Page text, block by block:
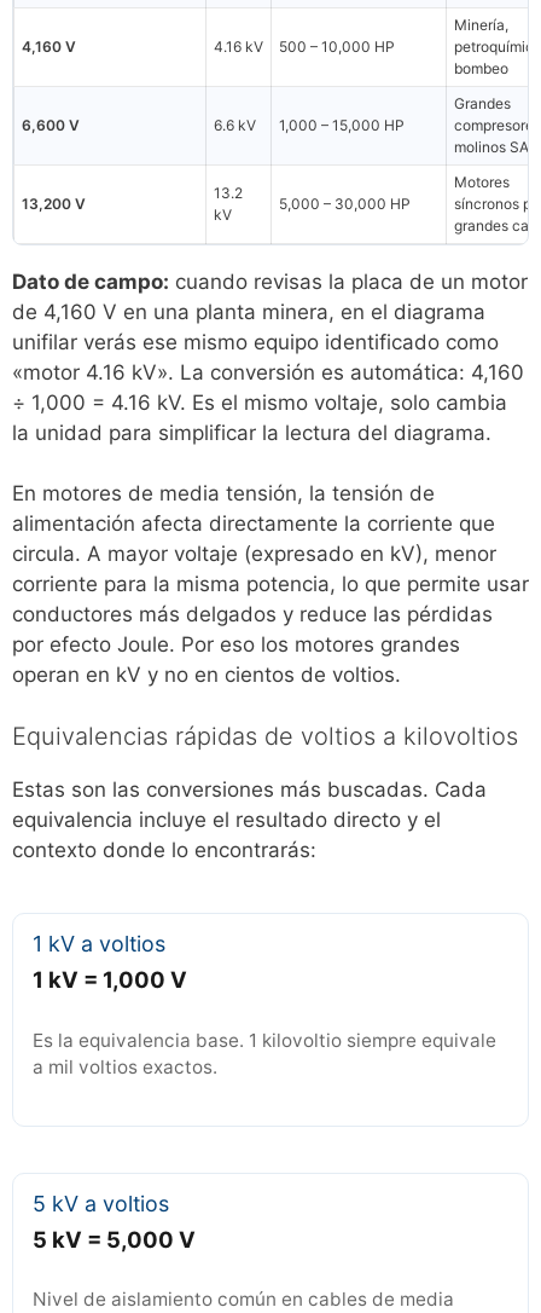
4,160 V 4.16 kV 500 – 10,000 HP
Minería,
bombeo
6,600 V 6.6 kV 1,000 – 15,000 HP
Grandes
molinos SAG
13,200 V
13.2
kV
5,000 – 30,000 HP
Motores
síncronos
grandes
Dato de campo: cuando revisas la placa de un motor
de 4,160 V en una planta minera, en el diagrama
unifilar verás ese mismo equipo identificado como
«motor 4.16 kV». La conversión es automática: 4,160
÷ 1,000 = 4.16 kV. Es el mismo voltaje, solo cambia
la unidad para simplificar la lectura del diagrama.
En motores de media tensión, la tensión de
alimentación afecta directamente la corriente que
circula. A mayor voltaje (expresado en kV), menor
corriente para la misma potencia, lo que permite usar
conductores más delgados y reduce las pérdidas
por efecto Joule. Por eso los motores grandes
operan en kV y no en cientos de voltios.
Equivalencias rápidas de voltios a kilovoltios
Estas son las conversiones más buscadas. Cada
equivalencia incluye el resultado directo y el
contexto donde lo encontrarás:
1 kV a voltios
1 kV = 1,000 V
Es la equivalencia base. 1 kilovoltio siempre equivale
a mil voltios exactos.
5 kV a voltios
5 kV = 5,000 V
Nivel de aislamiento común en cables de media